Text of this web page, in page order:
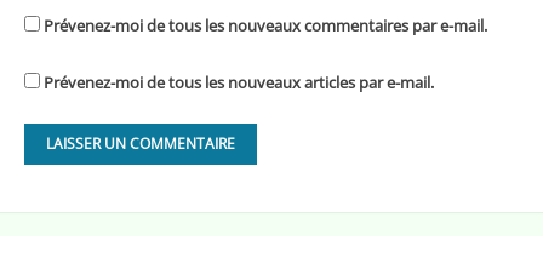
Prévenez-moi de tous les nouveaux commentaires par e-mail.
Prévenez-moi de tous les nouveaux articles par e-mail.